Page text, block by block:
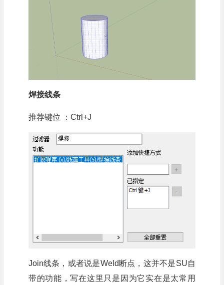
焊接线条
推荐键位 ：Ctrl+J
Join线条，或者说是Weld断点，这并不是SU自
带的功能，写在这里只是因为它实在是太常用